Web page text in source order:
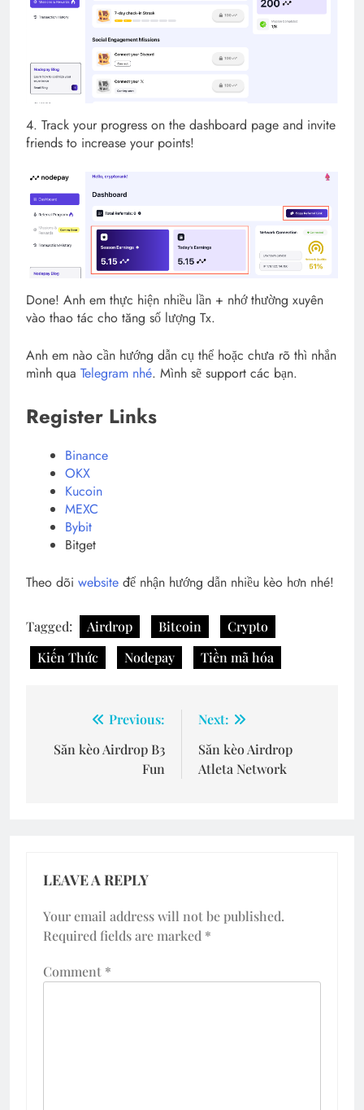
4. Track your progress on the dashboard page and invite
friends to increase your points!
Done! Anh em thực hiện nhiều lần + nhớ thường xuyên
vào thao tác cho tăng số lượng Tx.
Anh em nào cần hướng dẫn cụ thể hoặc chưa rõ thì nhắn
mình qua Telegram nhé. Mình sẽ support các bạn.
Register Links
Binance
OKX
Kucoin
MEXC
Bybit
Bitget
Theo dõi website để nhận hướng dẫn nhiều kèo hơn nhé!
Tagged: Airdrop Bitcoin
Crypto
Kiến Thức
Nodepay Tiền mã hóa
navigation
Previous:
Săn kèo Airdrop B3
Fun
Next:
Săn kèo Airdrop
Atleta Network
LEAVE A REPLY
Your email address will not be published.
Required fields are marked *
Comment *